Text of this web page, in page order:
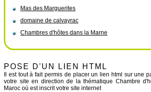
Mas des Marguerites
domaine de calvayrac
Chambres d'hôtes dans la Marne
POSE D'UN LIEN HTML
Il est tout à fait permis de placer un lien html sur une
votre site en direction de la thématique Chambre
Maroc où est inscrit votre site internet